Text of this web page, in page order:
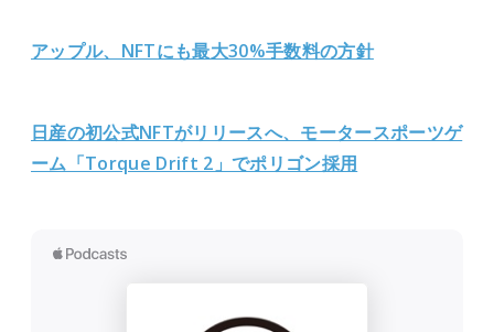
アップル、NFTにも最大30%手数料の方針
日産の初公式NFTがリリースへ、モータースポーツゲ
ーム「Torque Drift 2」でポリゴン採用